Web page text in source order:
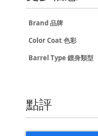
更
信
Brand 品牌
Color Coat 色彩
Barrel Type 鏢身類型
點評